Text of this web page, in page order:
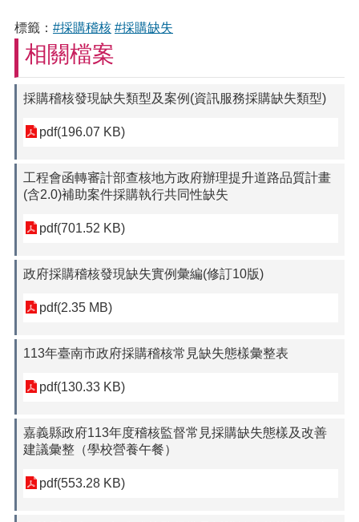
標籤： #採購稽核 #採購缺失
相關檔案
採購稽核發現缺失類型及案例(資訊服務採購缺失類型)
pdf(196.07 KB)
工程會函轉審計部查核地方政府辦理提升道路品質計畫
(含2.0)補助案件採購執行共同性缺失
pdf(701.52 KB)
政府採購稽核發現缺失實例彙編(修訂10版)
pdf(2.35 MB)
113年臺南市政府採購稽核常見缺失態樣彙整表
pdf(130.33 KB)
嘉義縣政府113年度稽核監督常見採購缺失態樣及改善
建議彙整（學校營養午餐）
pdf(553.28 KB)